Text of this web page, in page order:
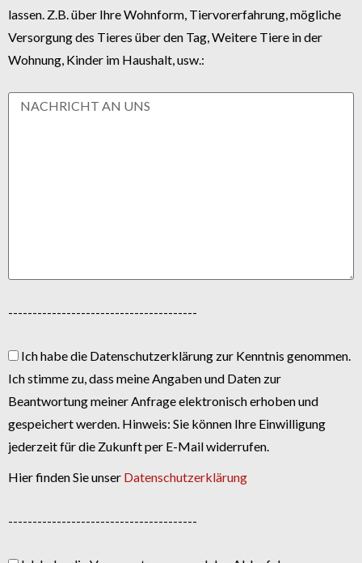
lassen. Z.B. über Ihre Wohnform, Tiervorerfahrung, mögliche
Versorgung des Tieres über den Tag, Weitere Tiere in der
Wohnung, Kinder im Haushalt, usw.:
---------------------------------------
Ich habe die Datenschutzerklärung zur Kenntnis genommen.
Ich stimme zu, dass meine Angaben und Daten zur
Beantwortung meiner Anfrage elektronisch erhoben und
gespeichert werden. Hinweis: Sie können Ihre Einwilligung
jederzeit für die Zukunft per E-Mail widerrufen.
Hier finden Sie unser Datenschutzerklärung
---------------------------------------